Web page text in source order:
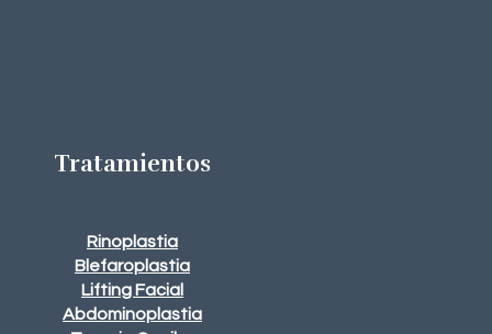
Tratamientos
Rinoplastia
Blefaroplastia
Lifting Facial
Abdominoplastia